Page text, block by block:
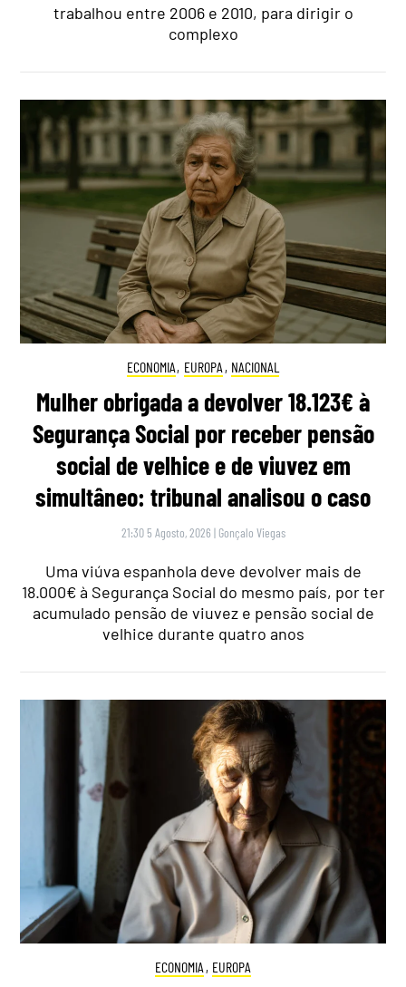
trabalhou entre 2006 e 2010, para dirigir o
complexo
ECONOMIA, EUROPA , NACIONAL
Mulher obrigada a devolver 18.123€ à
Segurança Social por receber pensão
social de velhice e de viuvez em
simultâneo: tribunal analisou o caso
21:30 5 Agosto, 2026 | Gonçalo Viegas
Uma viúva espanhola deve devolver mais de
18.000€ à Segurança Social do mesmo país, por ter
acumulado pensão de viuvez e pensão social de
velhice durante quatro anos
ECONOMIA , EUROPA